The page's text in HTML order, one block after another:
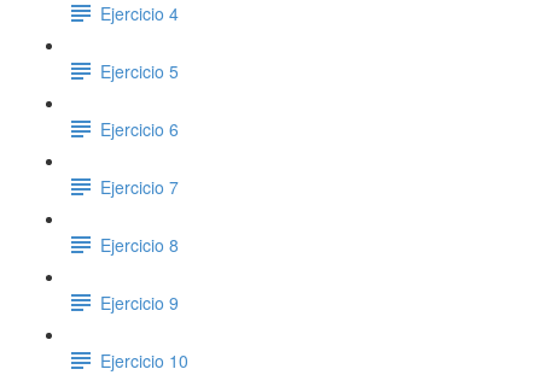
Ejercicio 4
Ejercicio 5
Ejercicio 6
Ejercicio 7
Ejercicio 8
Ejercicio 9
Ejercicio 10